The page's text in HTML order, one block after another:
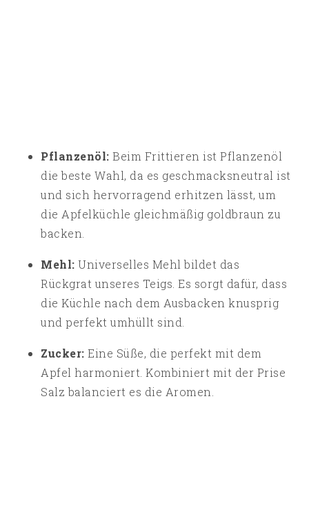
Pflanzenöl: Beim Frittieren ist Pflanzenöl
die beste Wahl, da es geschmacksneutral ist
und sich hervorragend erhitzen lässt, um
die Apfelküchle gleichmäßig goldbraun zu
backen.
Mehl: Universelles Mehl bildet das
Rückgrat unseres Teigs. Es sorgt dafür, dass
die Küchle nach dem Ausbacken knusprig
und perfekt umhüllt sind.
Zucker: Eine Süße, die perfekt mit dem
Apfel harmoniert. Kombiniert mit der Prise
Salz balanciert es die Aromen.